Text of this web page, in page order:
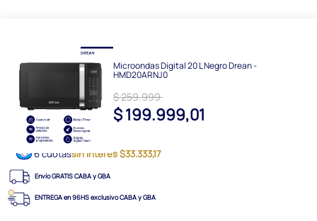
Microondas Digital 20 L Negro Drean -
HMD20ARNJ0
$ 259.999
$ 199.999,01
6 cuotassin interés $33.333,17
Envío GRATIS CABA y GBA
ENTREGA en 96HS exclusivo CABA y GBA